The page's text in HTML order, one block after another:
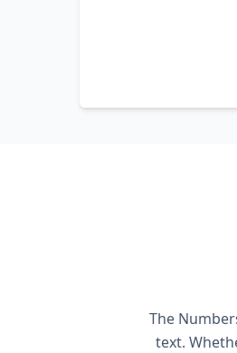
The
text.